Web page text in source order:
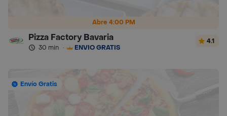
Abre 4:00 PM
Pizza Factory Bavaria
30 min · ENVÍO GRATIS
4.1
Envío Gratis